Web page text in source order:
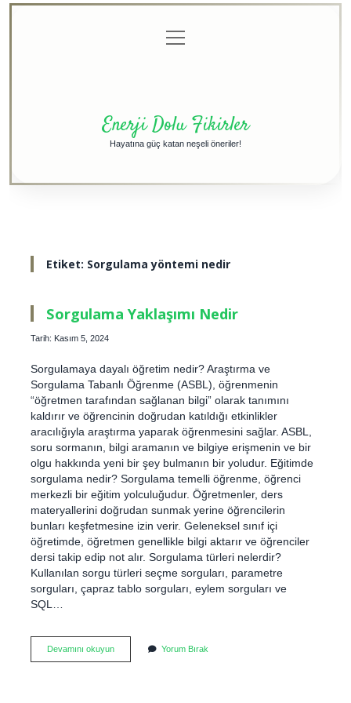
menüyü
aç
Enerji Dolu Fikirler
Hayatına güç katan neşeli öneriler!
Etiket: Sorgulama yöntemi nedir
Sorgulama Yaklaşımı Nedir
Tarih: Kasım 5, 2024
Sorgulamaya dayalı öğretim nedir? Araştırma ve
Sorgulama Tabanlı Öğrenme (ASBL), öğrenmenin
“öğretmen tarafından sağlanan bilgi” olarak tanımını
kaldırır ve öğrencinin doğrudan katıldığı etkinlikler
aracılığıyla araştırma yaparak öğrenmesini sağlar. ASBL,
soru sormanın, bilgi aramanın ve bilgiye erişmenin ve bir
olgu hakkında yeni bir şey bulmanın bir yoludur. Eğitimde
sorgulama nedir? Sorgulama temelli öğrenme, öğrenci
merkezli bir eğitim yolculuğudur. Öğretmenler, ders
materyallerini doğrudan sunmak yerine öğrencilerin
bunları keşfetmesine izin verir. Geleneksel sınıf içi
öğretimde, öğretmen genellikle bilgi aktarır ve öğrenciler
dersi takip edip not alır. Sorgulama türleri nelerdir?
Kullanılan sorgu türleri seçme sorguları, parametre
sorguları, çapraz tablo sorguları, eylem sorguları ve
SQL…
Devamını okuyunSorgulama
Yaklaşımı
Yorum Bırak